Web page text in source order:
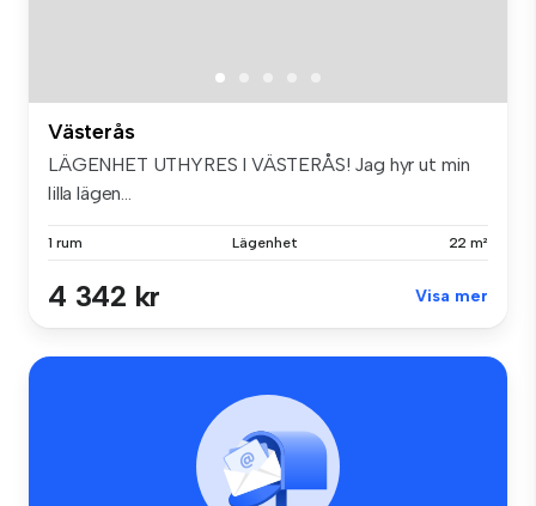
Västerås
LÄGENHET UTHYRES I VÄSTERÅS! Jag hyr ut min
lilla lägen...
1 rum Lägenhet 22 m²
4 342 kr Visa mer